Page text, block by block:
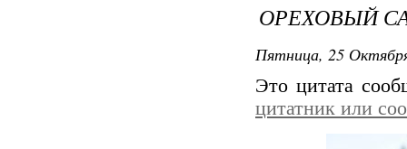
ОРЕХОВЫЙ
Пятница, 25
Это цитата
цитатник или